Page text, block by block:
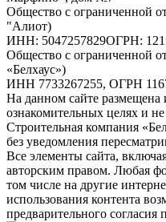
Общество с ограниченной
"Алиот)
ИНН: 5047257829ОГРН:
Общество с ограниченной
«Белхаус»)
ИНН 7733267255, ОГРН
На данном сайте
ознакомительных целях и
Строительная компания
без уведомления
Все элементы сайта,
авторским правом. Любая
том числе на другие
использования контента
предварительного согласия